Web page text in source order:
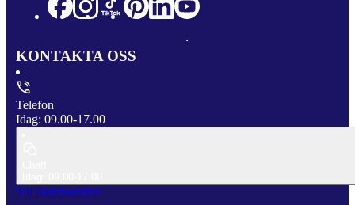
KONTAKTA OSS
Telefon
Idag: 09.00-17.00
Till Kundservice